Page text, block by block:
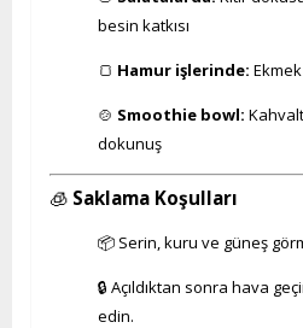
besin katkısı
🍞 Hamur işlerinde:
🍲 Smoothie bowl:
dokunuş
🧊 Saklama Koşulları
📦 Serin, kuru ve güneş
🔒 Açıldıktan sonra hava
edin.